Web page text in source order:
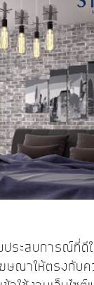
ประสบการณ์ที่ดีใ
ฆษณาให้ตรงกับ
With Stevens